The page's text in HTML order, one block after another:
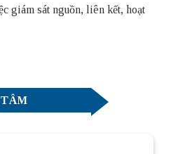
sát nguồn, liên kết, hoạt